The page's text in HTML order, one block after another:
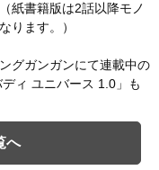
紙書籍版は2話以降モノ
ります。）
グガンガンにて連載中の
ディ ユニバース 1.0」も
へ